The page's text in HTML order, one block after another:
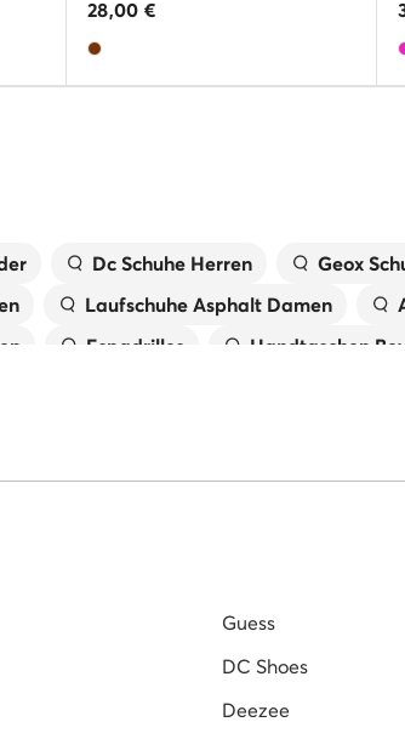
28,00 €
Dc Schuhe Herren Geox
Laufschuhe Asphalt Damen
Espadrilles Handtaschen
Guess
DC Shoes
Deezee